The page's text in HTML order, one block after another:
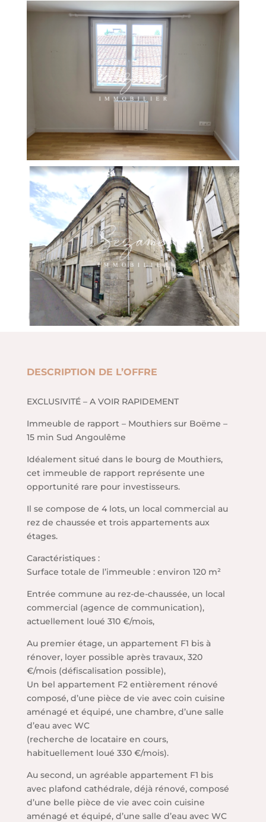
DESCRIPTION DE L’OFFRE
EXCLUSIVITÉ – A VOIR RAPIDEMENT
Immeuble de rapport – Mouthiers sur Boëme –
15 min Sud Angoulême
Idéalement situé dans le bourg de Mouthiers,
cet immeuble de rapport représente une
opportunité rare pour investisseurs.
Il se compose de 4 lots, un local commercial au
rez de chaussée et trois appartements aux
étages.
Caractéristiques :
Surface totale de l’immeuble : environ 120 m²
Entrée commune au rez-de-chaussée, un local
commercial (agence de communication),
actuellement loué 310 €/mois,
Au premier étage, un appartement F1 bis à
rénover, loyer possible après travaux, 320
€/mois (défiscalisation possible),
Un bel appartement F2 entièrement rénové
composé, d’une pièce de vie avec coin cuisine
aménagé et équipé, une chambre, d’une salle
d’eau avec WC
(recherche de locataire en cours,
habituellement loué 330 €/mois).
Au second, un agréable appartement F1 bis
avec plafond cathédrale, déjà rénové, composé
d’une belle pièce de vie avec coin cuisine
aménagé et équipé, d’une salle d’eau avec WC